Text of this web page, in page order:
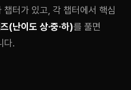
터가 있고, 각 챕터에서 핵심
(난이도 상·중·하)를 풀면
다.